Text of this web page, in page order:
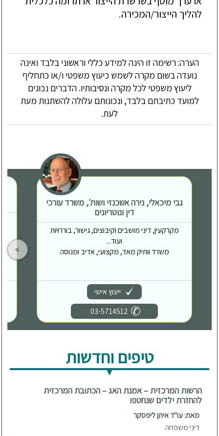
להליך הייצור/המכירה.
הערה: רשימה זו הינה למידע כללי וראשוני בלבד ואינה
נועדה בשום מקרה לשמש כיעוץ משפטי ו/או כתחליף
ליעוץ משפטי לכל מקרה ונסיבותיו. הדברים נכונים
למועד כתיבתם בלבד, ונכונותם עלולה להשתנות מעת
לעת.
גבי מיכאלי, נירה אשכנזי ושות', משרד עורכי
דין ונוטריונים
מקרקעין, דיני מושבים וקיבוצים, גישור, בוררויות
ועוד...
משרד וותיק מאד, מקצועי, אדיב ומנוסה
ייעוץ אישי
03-5714512
טיפים וחדשות
הרשות המרכזית – אמנת האג – הכתובת המרכזית
להחזרת ילדים שנחטפו
מאת: עו"ד איתן ליפסקר
דיני משפחה